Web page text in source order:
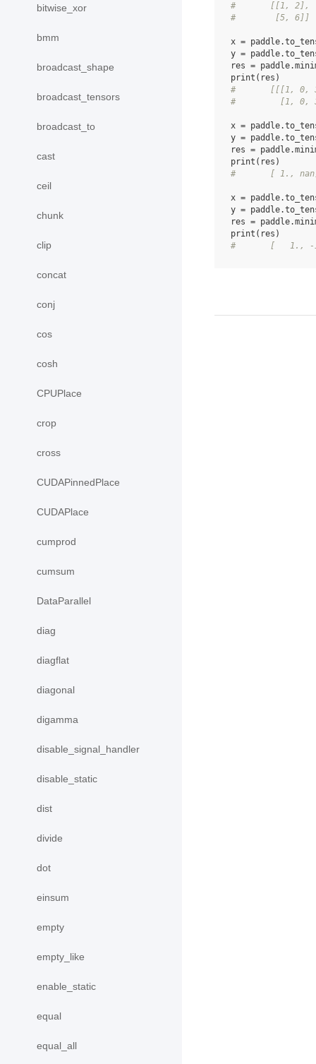
bitwise_xor
bmm
broadcast_shape
broadcast_tensors
broadcast_to
cast
ceil
chunk
clip
concat
conj
cos
cosh
CPUPlace
crop
cross
CUDAPinnedPlace
CUDAPlace
cumprod
cumsum
DataParallel
diag
diagflat
diagonal
digamma
disable_signal_handler
disable_static
dist
divide
dot
einsum
empty
empty_like
enable_static
equal
equal_all
#       [[1, 2],
#        [5, 6]]
x = paddle.
y = paddle.
res = paddle.
print ( res )
#       [[[1, 0,
#         [1, 0,
x = paddle.
y = paddle.
res = paddle.
print ( res )
#       [ 1.,
x = paddle.
y = paddle.
res = paddle.
print ( res )
#       [   1.,